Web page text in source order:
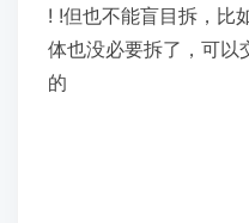
! !但也不能盲目拆，比
体也没必要拆了，可以
的